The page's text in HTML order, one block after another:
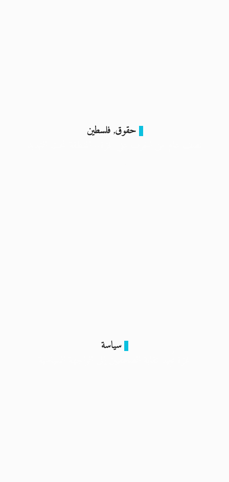
حقوق, فلسطين
سياسة